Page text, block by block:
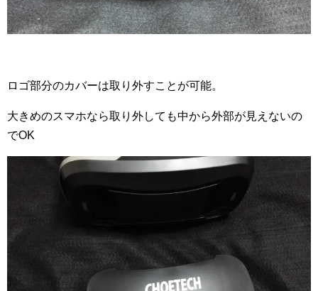
ロゴ部分のカバーは取り外すことが可能。
大きめのスマホなら取り外しても中から外部が見えないの
でOK